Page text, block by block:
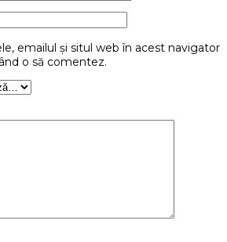
emailul și situl web în acest navigator
o să comentez.